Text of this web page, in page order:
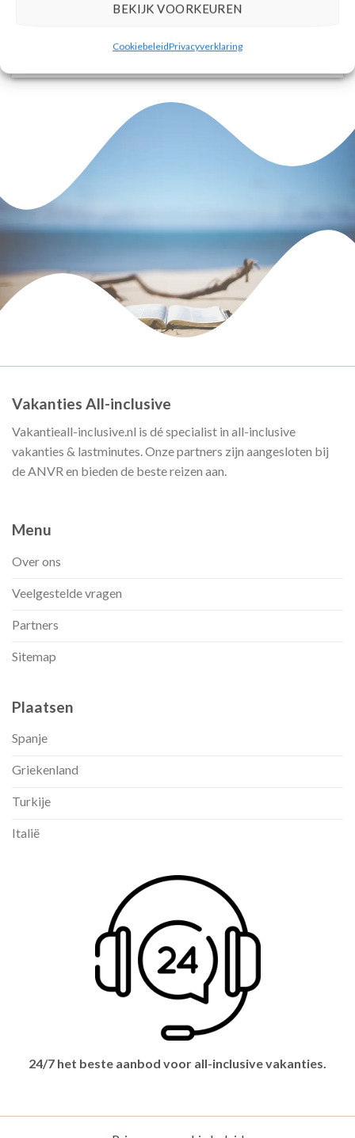
BEKIJK VOORKEUREN
CookiebeleidPrivacyverklaring
heeft.
Femke van Rees/Rotterdam
Vakanties All-inclusive
Vakantieall-inclusive.nl is dé specialist in all-inclusive
vakanties & lastminutes. Onze partners zijn aangesloten bij
de ANVR en bieden de beste reizen aan.
Menu
Over ons
Veelgestelde vragen
Partners
Sitemap
Plaatsen
Spanje
Griekenland
Turkije
Italië
24/7 het beste aanbod voor all-inclusive vakanties.